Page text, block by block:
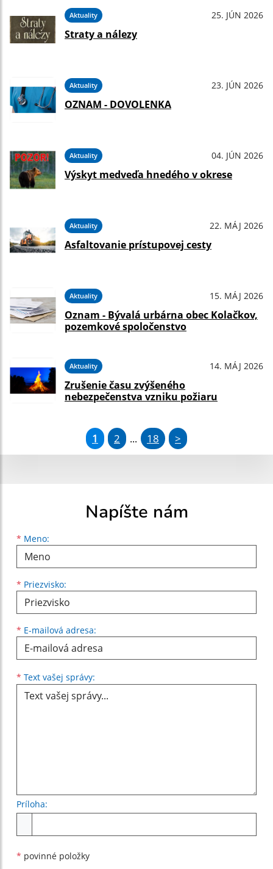
Aktuality 25. JÚN 2026
Straty a nálezy
Aktuality 23. JÚN 2026
OZNAM - DOVOLENKA
Aktuality 04. JÚN 2026
Výskyt medveďa hnedého v okrese
Aktuality 22. MÁJ 2026
Asfaltovanie prístupovej cesty
Aktuality 15. MÁJ 2026
Oznam - Bývalá urbárna obec Kolačkov,
pozemkové spoločenstvo
Aktuality 14. MÁJ 2026
Zrušenie času zvýšeného
nebezpečenstva vzniku požiaru
1 2 ... 18 >
Napíšte nám
* Meno:
Meno
* Priezvisko:
Priezvisko
* E-mailová adresa:
E-mailová adresa
* Text vašej správy:
Príloha:
* povinné položky